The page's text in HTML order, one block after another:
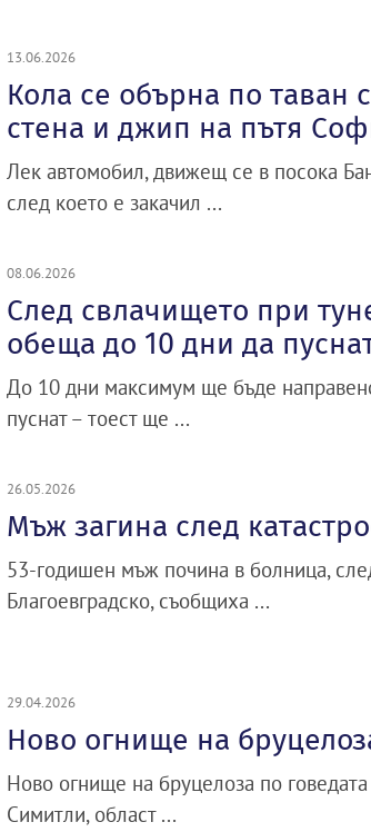
13.06.2026
Кола се обърна по таван
стена и джип на пътя
Лек автомобил, движещ се в посока
след което е закачил ...
08.06.2026
След свлачището при
обеща до 10 дни да
До 10 дни максимум ще бъде
пуснат – тоест ще ...
26.05.2026
Мъж загина след
53-годишен мъж почина в болница,
Благоевградско, съобщиха ...
29.04.2026
Ново огнище на
Ново огнище на бруцелоза по
Симитли, област ...